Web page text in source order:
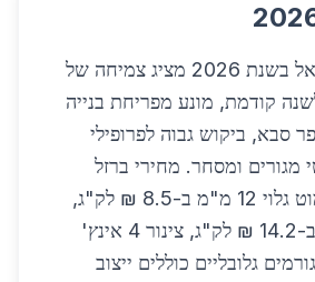
שוק הברזל בישראל בשנת 2026 מציג צמיחה של
לשנה קודמת, מונע מפריחת בנייה
סבא, ביקוש גבוה לפרופילי
מגורים ומסחר. מחירי ברזל
יציבים אך עלו: מוט גלוי 12 מ"מ ב-8.5 ₪ לק"ג,
פרופיל 100x50 ב-14.2 ₪ לק"ג, צינור 4 אינץ'
גורמים גלובליים כוללים ייצוב